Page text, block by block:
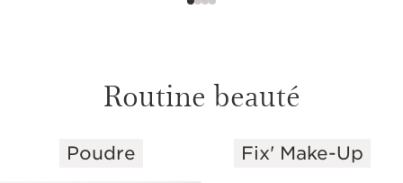
Routine beauté
ALLER AU CONTENU
Poudre Fix' Make-Up